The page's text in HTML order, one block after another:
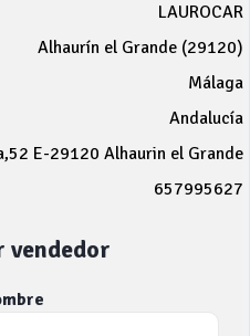
LAUROCAR
Alhaurín el Grande (29120)
Málaga
Andalucía
E-29120 Alhaurin el Grande
657995627
vendedor